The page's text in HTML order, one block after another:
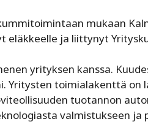
mukaan
eläkkeelle ja liittynyt
yrityksen kanssa.
Yritysten toimialakenttä
tuotannon
valmistukseen